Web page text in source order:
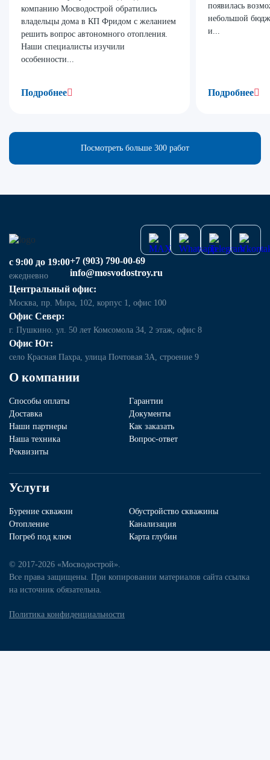
компанию Мосводострой обратились
владельцы дома в КП Фридом с желанием
решить вопрос автономного отопления.
Наши специалисты изучили
особенности...
Подробнее
появилась
небольшой
и...
Подробнее
Посмотреть больше 300 работ
О компании
Способы оплаты
Гарантии
Доставка
Документы
Наши партнеры
Как заказать
Наша техника
Вопрос-ответ
Реквизиты
Услуги
Бурение скважин
Обустройство скважины
Отопление
Канализация
Погреб под ключ
Карта глубин
с 9:00 до 19:00
ежедневно
+7 (903) 790-00-69
info@mosvodostroy.ru
Центральный офис:
Москва, пр. Мира, 102, корпус 1, офис 100
Офис Север:
г. Пушкино. ул. 50 лет Комсомола 34, 2 этаж, офис 8
Офис Юг:
село Красная Пахра, улица Почтовая 3А, строение 9
© 2017-2026 «Мосводострой».
Все права защищены. При копировании материалов сайта ссылка
на источник обязательна.
Политика конфиденциальности